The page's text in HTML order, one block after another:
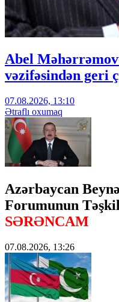
Abel
vəzifəsindən geri
07.08.2026, 13:10
Ətraflı oxumaq
Azərbaycan
Forumunun
SƏRƏNCAM
07.08.2026, 13:26